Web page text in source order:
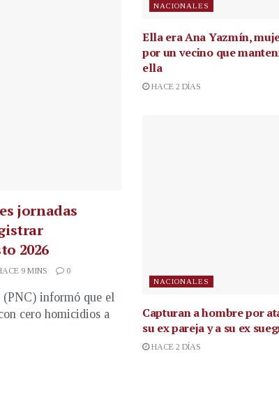
jornadas
2026
9 MINS 0
informó que el
cero homicidios a
NACIONALES
Ella era Ana Yazmín,
por un vecino que
ella
HACE 2 DÍAS
NACIONALES
Capturan a hombre por
su ex pareja y a su ex
HACE 2 DÍAS